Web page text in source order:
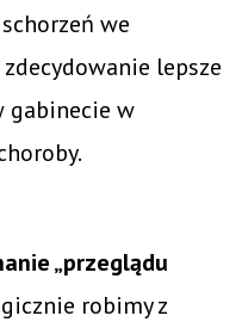
we
lepsze
gabinecie w
„przeglądu
robimy z